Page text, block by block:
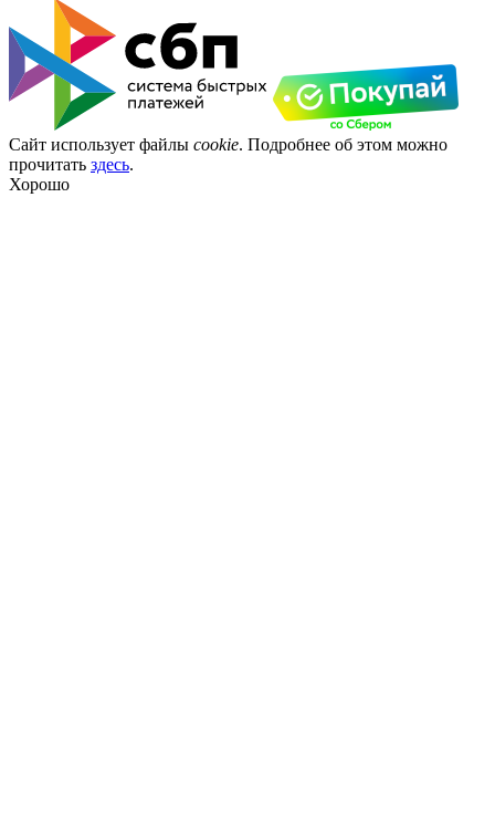
Сайт использует файлы cookie. Подробнее об этом можно
прочитать здесь.
Хорошо